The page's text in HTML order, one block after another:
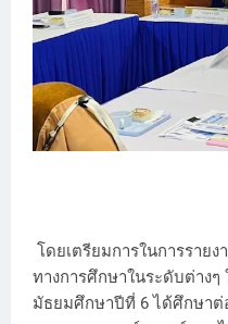
โดยเตรียมการในการราย
ทางการศึกษาในระดับต่าง
มัธยมศึกษาปีที่ 6 ได้ศึกษา